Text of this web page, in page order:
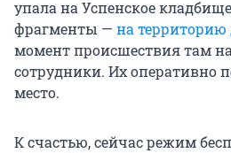
упала на Успенское
фрагменты — на территорию
момент происшествия там
сотрудники. Их оперативно
место.
К счастью, сейчас режим